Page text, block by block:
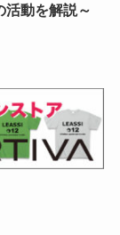
活動を解説～